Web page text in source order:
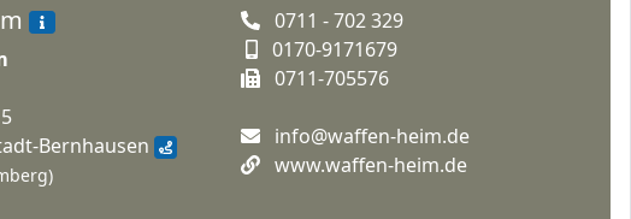
Bernhausen
0711 - 702 329
0170-9171679
0711-705576
info@waffen-heim.de
www.waffen-heim.de